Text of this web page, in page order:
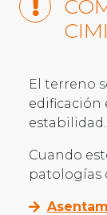
El terreno
edificación
estabilidad.
Cuando
patologías